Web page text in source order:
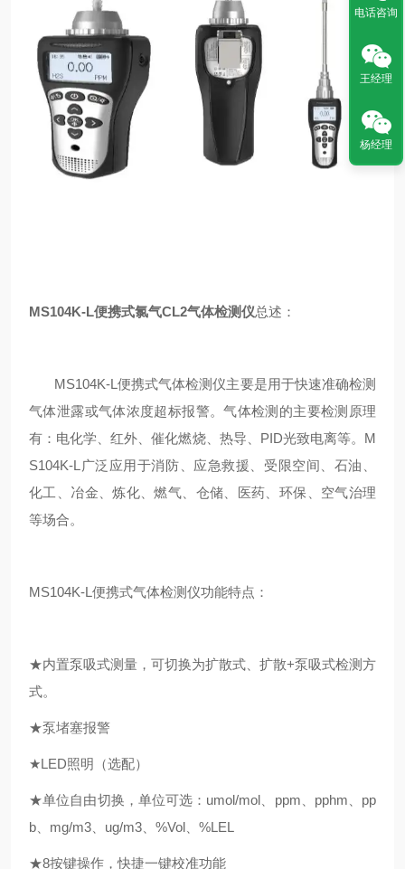
MS104K-L便携式氯气CL2气体检测仪总述：
MS104K-L便携式气体检测仪主要是用于快速准确检测
气体泄露或气体浓度超标报警。气体检测的主要检测原理
有：电化学、红外、催化燃烧、 热导、 PID光致电离等。 M
S104K-L 广泛应用于消防、应急救援、受限空间、 石油、
化工、冶金、炼化、燃气、 仓储、 医药、环保、空气治理
等场合。
MS104K-L便携式气体检测仪功能特点：
★内置泵吸式测量 ， 可切换为扩散式、扩散+泵吸式检测方
式。
★泵堵塞报警
★LED照明（选配）
★单位自由切换，单位可选： umol/mol、 ppm、 pphm、 pp
b
mg/m3、ug/m3、%Vol %LEL
★8按键操作，快捷一键校准功能
电话咨询
王经理
杨经理